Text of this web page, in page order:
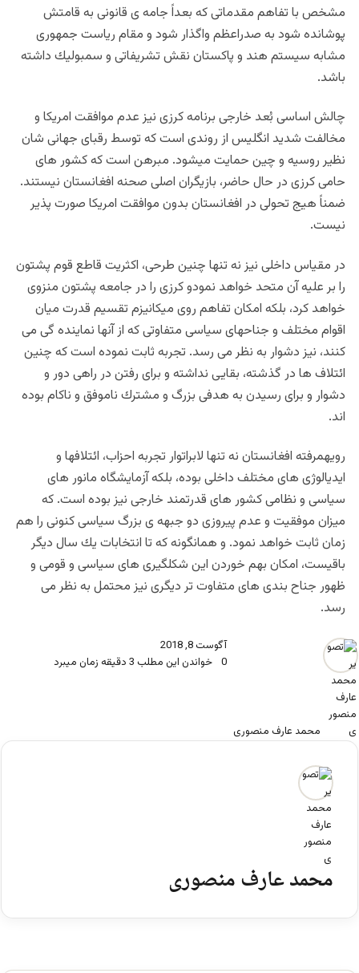
مشخص با تفاهم مقدماتى كه بعداً جامه ى قانونى به قامتش
پوشانده شود به صدراعظم واگذار شود و مقام رياست جمهورى
مشابه سيستم هند و پاكستان نقش تشريفاتى و سمبوليك داشته
باشد.
چالش اساسى بُعد خارجى برنامه كرزى نيز عدم موافقت امريكا و
مخالفت شديد انگليس از روندى است كه توسط رقباى جهانى شان
نظير روسيه و چين حمايت ميشود. مبرهن است كه كشور هاى
حامى كرزى در حال حاضر، بازيگران اصلى صحنه افغانستان نيستند.
ضمناً هيج تحولى در افغانستان بدون موافقت امريكا صورت پذير
نيست.
در مقياس داخلى نيز نه تنها چنين طرحى، اكثريت قاطع قوم پشتون
را بر عليه آن متحد خواهد نمودو كرزى را در جامعه پشتون منزوى
خواهد كرد، بلكه امكان تفاهم روى ميكانيزم تقسيم قدرت ميان
اقوام مختلف و جناحهاى سياسى متفاوتى كه از آنها نماينده گى مى
كنند، نيز دشوار به نظر مى رسد. تجربه ثابت نموده است كه چنين
ائتلاف ها در گذشته، بقايى نداشته و براى رفتن در راهى دور و
دشوار و براى رسيدن به هدفى بزرگ و مشترك ناموفق و ناكام بوده
اند.
رويهمرفته افغانستان نه تنها لابراتوار تجربه احزاب، ائتلافها و
ايديالوژى هاى مختلف داخلى بوده، بلكه آزمايشگاه مانور هاى
سياسى و نظامى كشور هاى قدرتمند خارجى نيز بوده است. كه
ميزان موفقيت و عدم پيروزى دو جبهه ى بزرگ سياسى كنونى را هم
زمان ثابت خواهد نمود. و همانگونه كه تا انتخابات يك سال ديگر
باقيست، امكان بهم خوردن اين شكلگيرى هاى سياسى و قومى و
ظهور جناح بندى هاى متفاوت تر ديگرى نيز محتمل به نظر مى
رسد.
محمد عارف منصوری
آگوست 8, 2018
0 خواندن این مطلب 3 دقیقه زمان میبرد
محمد عارف منصوری